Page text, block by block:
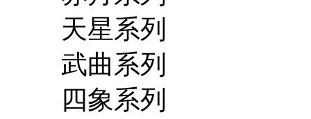
天星系列
武曲系列
四象系列